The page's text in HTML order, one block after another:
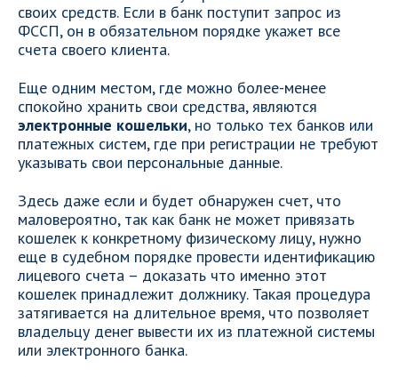
своих средств. Если в банк поступит запрос из
ФССП, он в обязательном порядке укажет все
счета своего клиента.
Еще одним местом, где можно более-менее
спокойно хранить свои средства, являются
электронные кошельки, но только тех банков или
платежных систем, где при регистрации не требуют
указывать свои персональные данные.
Здесь даже если и будет обнаружен счет, что
маловероятно, так как банк не может привязать
кошелек к конкретному физическому лицу, нужно
еще в судебном порядке провести идентификацию
лицевого счета – доказать что именно этот
кошелек принадлежит должнику. Такая процедура
затягивается на длительное время, что позволяет
владельцу денег вывести их из платежной системы
или электронного банка.